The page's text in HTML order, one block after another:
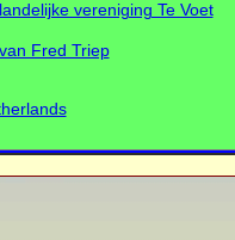
vereniging Te Voet
Fred Triep